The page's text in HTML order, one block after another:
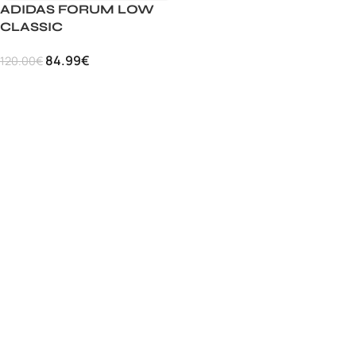
ADIDAS FORUM LOW
CLASSIC
120.00€ 84.99€